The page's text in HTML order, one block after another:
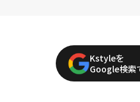
Kstyleを
Google検索